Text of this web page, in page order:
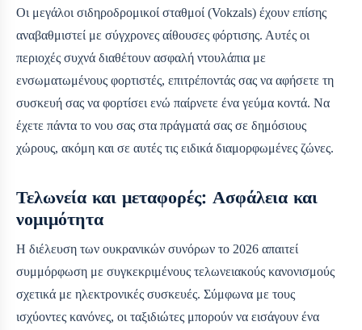
Οι μεγάλοι σιδηροδρομικοί σταθμοί (Vokzals) έχουν επίσης
αναβαθμιστεί με σύγχρονες αίθουσες φόρτισης. Αυτές οι
περιοχές συχνά διαθέτουν ασφαλή ντουλάπια με
ενσωματωμένους φορτιστές, επιτρέποντάς σας να αφήσετε τη
συσκευή σας να φορτίσει ενώ παίρνετε ένα γεύμα κοντά. Να
έχετε πάντα το νου σας στα πράγματά σας σε δημόσιους
χώρους, ακόμη και σε αυτές τις ειδικά διαμορφωμένες ζώνες.
Τελωνεία και μεταφορές: Ασφάλεια και
νομιμότητα
Η διέλευση των ουκρανικών συνόρων το 2026 απαιτεί
συμμόρφωση με συγκεκριμένους τελωνειακούς κανονισμούς
σχετικά με ηλεκτρονικές συσκευές. Σύμφωνα με τους
ισχύοντες κανόνες, οι ταξιδιώτες μπορούν να εισάγουν ένα